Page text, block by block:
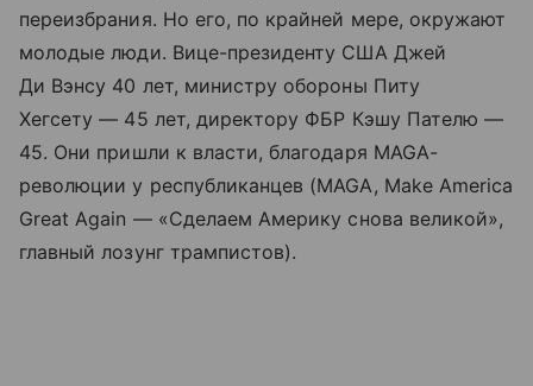
переизбрания. Но его, по крайней мере, окружают
молодые люди. Вице-президенту США Джей
Ди Вэнсу 40 лет, министру обороны Питу
Хегсету — 45 лет, директору ФБР Кэшу Пателю —
45. Они пришли к власти, благодаря MAGA-
революции у республиканцев (MAGA, Make America
Great Again — «Сделаем Америку снова великой»,
главный лозунг трампистов).